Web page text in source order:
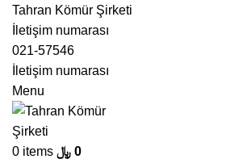
Tahran Kömür Şirketi
İletişim numarası
021-57546
İletişim numarası
Menu
0 items 0 ﷼